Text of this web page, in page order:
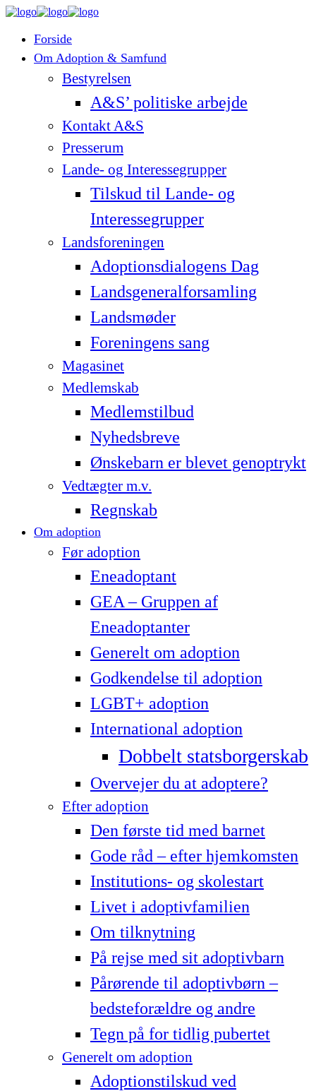
Forside
Om Adoption & Samfund
Bestyrelsen
A&S’ politiske arbejde
Kontakt A&S
Presserum
Lande- og Interessegrupper
Tilskud til Lande- og
Interessegrupper
Landsforeningen
Adoptionsdialogens Dag
Landsgeneralforsamling
Landsmøder
Foreningens sang
Magasinet
Medlemskab
Medlemstilbud
Nyhedsbreve
Ønskebarn er blevet genoptrykt
Vedtægter m.v.
Regnskab
Om adoption
Før adoption
Eneadoptant
GEA – Gruppen af
Eneadoptanter
Generelt om adoption
Godkendelse til adoption
LG­BT+ adoption
International adoption
Dobbelt statsborgerskab
Overvejer du at adoptere?
Efter adoption
Den første tid med barnet
Gode råd – efter hjemkomsten
Institutions- og skolestart
Livet i adoptivfamilien
Om tilknytning
På rejse med sit adoptivbarn
Pårørende til adoptivbørn –
bedsteforældre og andre
Tegn på for tidlig pubertet
Generelt om adoption
Adoptionstilskud ved